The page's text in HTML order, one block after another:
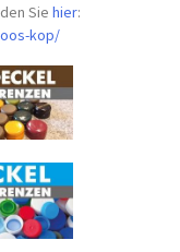
Siehier:
kop/